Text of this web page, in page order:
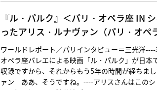
『ル・パルク』＜パリ・オペラ座 IN
ったアリス・ルナヴァン（パリ・オペ
ワールドレポート／パリインタビュー＝三光洋
オペラ座バレエによる映画「ル・パルク」が日
収録ですから、それからもう5年の時間が経ちま
ァン ああ、そうですね。----アリスさんはこの